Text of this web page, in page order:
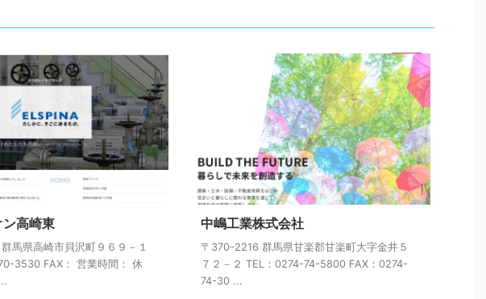
高崎東
馬県高崎市貝沢町９６９－１
3530 FAX： 営業時間： 休
中嶋工業株式会社
〒370-2216 群馬県甘楽郡甘楽町大字金井５
７２－２ TEL：0274-74-5800 FAX：0274-
74-30 ...